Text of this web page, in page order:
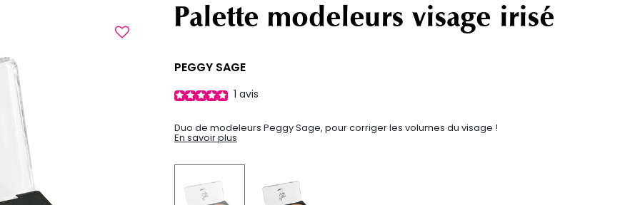
Palette modeleurs visage irisé
PEGGY SAGE
1 avis
Duo de modeleurs Peggy Sage, pour corriger les volumes du visage !
En savoir plus